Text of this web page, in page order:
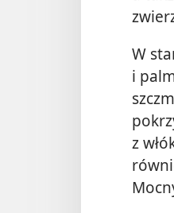
W
i
z